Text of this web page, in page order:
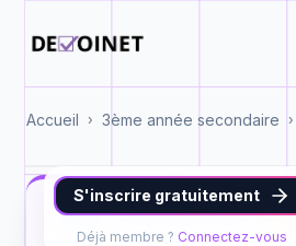
Accueil › 3ème année secondaire ›
S'inscrire gratuitement
Déjà membre ? Connectez-vous
تاريخ 3ème année Sciences